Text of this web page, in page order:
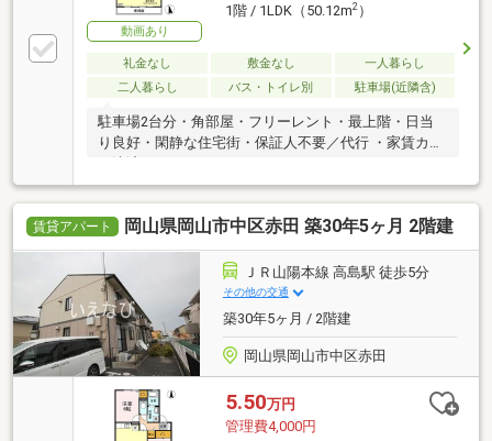
動画あり
1階 / 1LDK（50.12m2）
礼金なし 敷金なし
一人暮らし
二人暮らし
バス・トイレ別 駐車場(近隣含)
駐車場2台分・角部屋・フリーレント・最上階・日当
り良好・閑静な住宅街・保証人不要／代行 ・家賃カー
賃貸アパート 岡山県岡山市中区赤田 築30年5ヶ月 2階建
ＪＲ山陽本線 高島駅 徒歩5分
その他の交通
築30年5ヶ月 / 2階建
岡山県岡山市中区赤田
5.50万円
管理費4,000円